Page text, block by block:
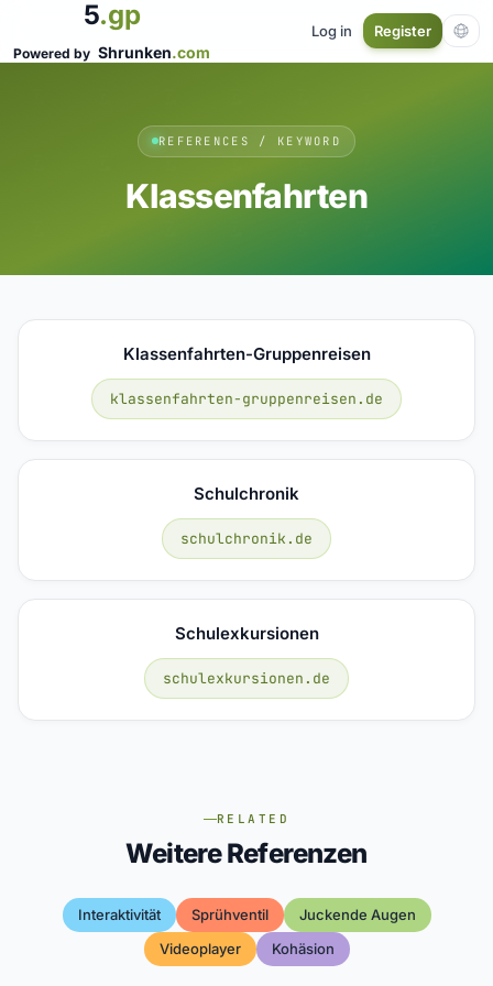
5.gp
Powered by Shrunken.com
Log in Register
REFERENCES / KEYWORD
Klassenfahrten
Klassenfahrten-Gruppenreisen
klassenfahrten-gruppenreisen.de
Schulchronik
schulchronik.de
Schulexkursionen
schulexkursionen.de
RELATED
Weitere Referenzen
Interaktivität Sprühventil
Juckende Augen
Videoplayer
Kohäsion